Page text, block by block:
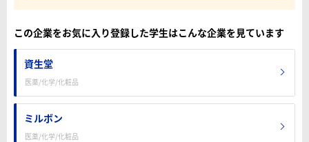
この企業をお気に入り登録した学生はこんな企業を見ています
資生堂
医薬/化学/化粧品
ミルボン
医薬/化学/化粧品